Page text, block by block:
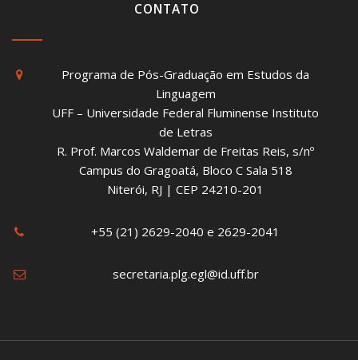
CONTATO
Programa de Pós-Graduação em Estudos da
Linguagem
UFF – Universidade Federal Fluminense Instituto
de Letras
R. Prof. Marcos Waldemar de Freitas Reis, s/nº
Campus do Gragoatá, Bloco C Sala 518
Niterói, RJ | CEP 24210-201
+55 (21) 2629-2040 e 2629-2041
secretaria.plg.egl@id.uff.br